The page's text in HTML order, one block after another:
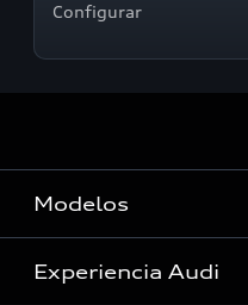
Configurar
Modelos
Ver Modelos
Experiencia Audi